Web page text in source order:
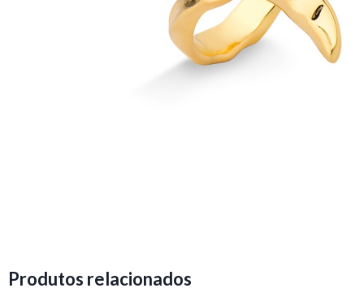
Produtos relacionados